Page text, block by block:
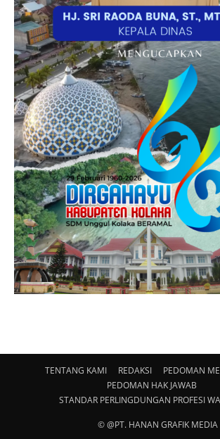
TENTANG KAMI REDAKSI
PEDOMAN
PEDOMAN HAK JAWAB
STANDAR PERLINGDUNGAN PROFESI
© @PT. HANAN GRAFIK MEDIA